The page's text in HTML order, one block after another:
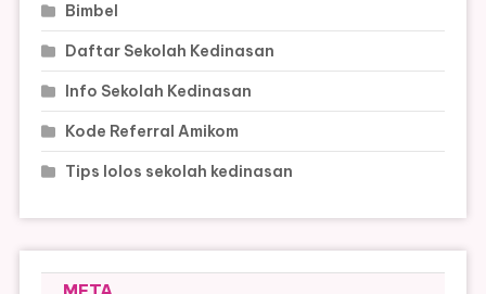
Bimbel
Daftar Sekolah Kedinasan
Info Sekolah Kedinasan
Kode Referral Amikom
Tips lolos sekolah kedinasan